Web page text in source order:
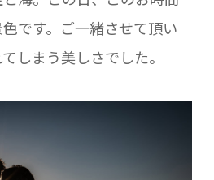
です。ご一緒させて頂い
しまう美しさでした。